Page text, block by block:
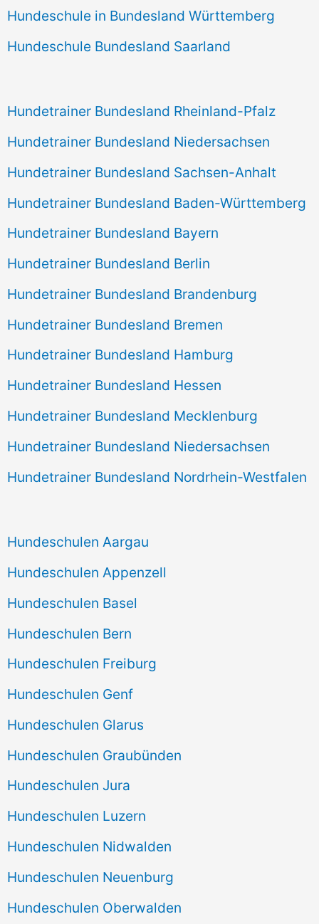
Hundeschule in Bundesland Württemberg
Hundeschule Bundesland Saarland
Hundetrainer Bundesland Rheinland-Pfalz
Hundetrainer Bundesland Niedersachsen
Hundetrainer Bundesland Sachsen-Anhalt
Hundetrainer Bundesland Baden-Württemberg
Hundetrainer Bundesland Bayern
Hundetrainer Bundesland Berlin
Hundetrainer Bundesland Brandenburg
Hundetrainer Bundesland Bremen
Hundetrainer Bundesland Hamburg
Hundetrainer Bundesland Hessen
Hundetrainer Bundesland Mecklenburg
Hundetrainer Bundesland Niedersachsen
Hundetrainer Bundesland Nordrhein-Westfalen
Hundeschulen Aargau
Hundeschulen Appenzell
Hundeschulen Basel
Hundeschulen Bern
Hundeschulen Freiburg
Hundeschulen Genf
Hundeschulen Glarus
Hundeschulen Graubünden
Hundeschulen Jura
Hundeschulen Luzern
Hundeschulen Nidwalden
Hundeschulen Neuenburg
Hundeschulen Oberwalden